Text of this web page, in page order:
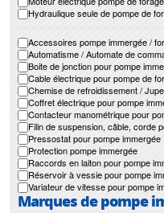
Hydraulique seule de pompe de
Accessoires pompe immergée /
Automatisme / Automate de
Boite de jonction pour pompe
Cable électrique pour pompe de
Chemise de refroidissement /
Coffret électrique pour pompe
Contacteur manométrique pour
Filin de suspension, câble, corde
Pressostat pour pompe immergée
Protection pompe immergée
Raccords en laiton pour pompe
Réservoir à vessie pour pompe
Variateur de vitesse pour pompe
Marques de pompe